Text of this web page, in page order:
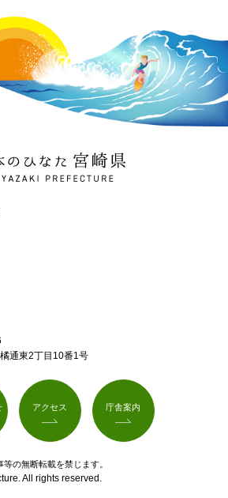
ひなた 宮崎県
PREFECTURE
通東2丁目10番1号
アクセス 庁舎案内
の無断転載を禁じます。
All rights reserved.